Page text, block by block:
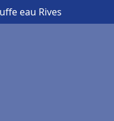
eau Rives